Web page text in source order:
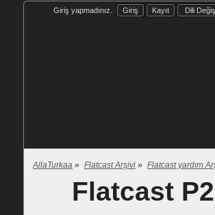
Giriş yapmadınız. Giriş Kayıt Dili
AllaTurkaa » Flatcast Arşivi » Flatcast yardım
Flatcast